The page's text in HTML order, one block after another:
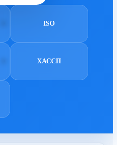
ISO
ХАССП